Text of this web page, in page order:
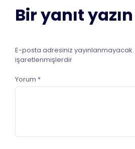
Bir yanıt yazın
E-posta adresiniz yayınlanmayacak.
işaretlenmişlerdir
Yorum *